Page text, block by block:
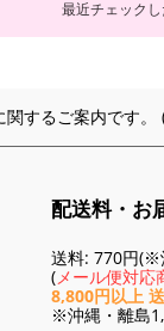
最近チェック
関するご案内です。
配送料・お
送料: 770円(※
(メール便対応
8,800円以上
※沖縄・離島